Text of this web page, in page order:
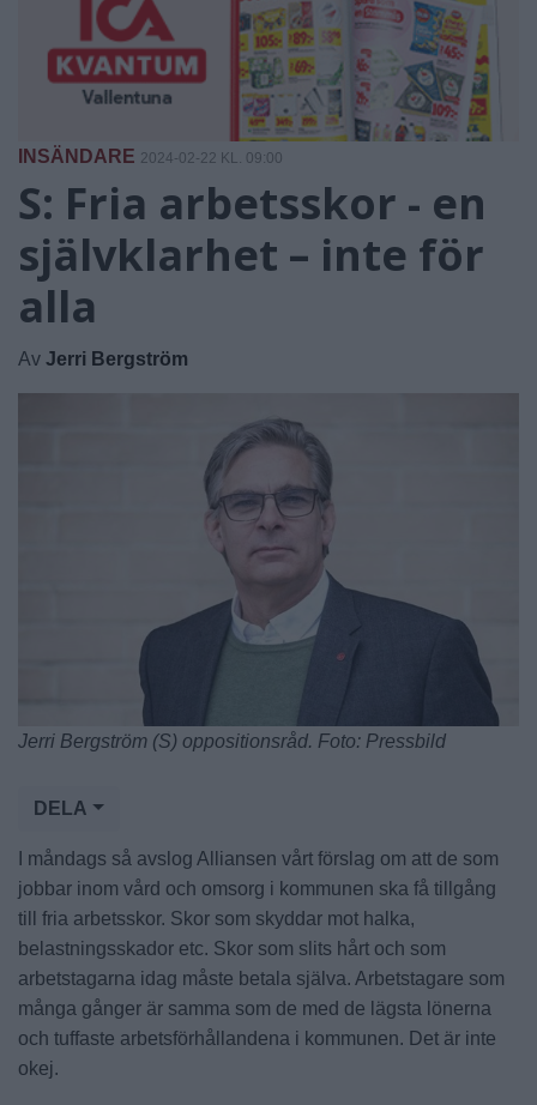
INSÄNDARE 2024-02-22 KL. 09:00
S: Fria arbetsskor - en
självklarhet – inte för
alla
Av Jerri Bergström
Jerri Bergström (S) oppositionsråd. Foto: Pressbild
DELA
I måndags så avslog Alliansen vårt förslag om att de som
jobbar inom vård och omsorg i kommunen ska få tillgång
till fria arbetsskor. Skor som skyddar mot halka,
belastningsskador etc. Skor som slits hårt och som
arbetstagarna idag måste betala själva. Arbetstagare som
många gånger är samma som de med de lägsta lönerna
och tuffaste arbetsförhållandena i kommunen. Det är inte
okej.